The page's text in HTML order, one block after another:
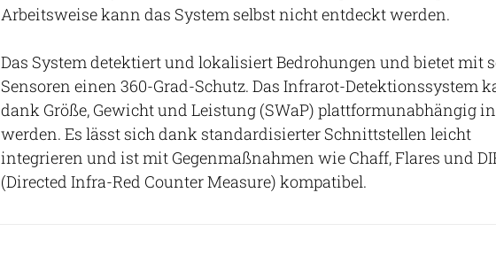
Arbeitsweise kann das System selbst nicht entdeckt werden.
Das System detektiert und lokalisiert Bedrohungen und bietet mit
Sensoren einen 360-Grad-Schutz. Das Infrarot-Detektionssystem
dank Größe, Gewicht und Leistung (SWaP) plattformunabhängig
werden. Es lässt sich dank standardisierter Schnittstellen leicht
integrieren und ist mit Gegenmaßnahmen wie Chaff, Flares und
(Directed Infra-Red Counter Measure) kompatibel.